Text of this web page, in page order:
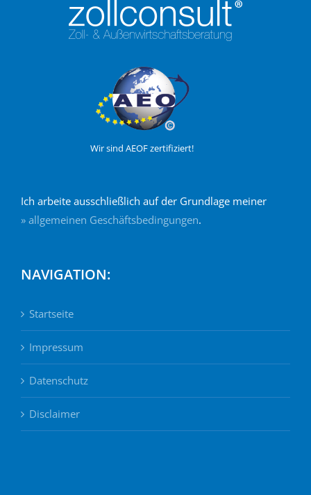
Wir sind AEOF zertifiziert!
Ich arbeite ausschließlich auf der Grundlage meiner
» allgemeinen Geschäftsbedingungen.
NAVIGATION:
Startseite
Impressum
Datenschutz
Disclaimer